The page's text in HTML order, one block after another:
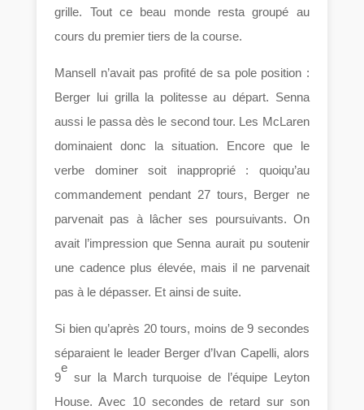
grille. Tout ce beau monde resta groupé au
cours du premier tiers de la course.
Mansell n’avait pas profité de sa pole position :
Berger lui grilla la politesse au départ. Senna
aussi le passa dès le second tour. Les McLaren
dominaient donc la situation. Encore que le
verbe dominer soit inapproprié : quoiqu’au
commandement pendant 27 tours, Berger ne
parvenait pas à lâcher ses poursuivants. On
avait l’impression que Senna aurait pu soutenir
une cadence plus élevée, mais il ne parvenait
pas à le dépasser. Et ainsi de suite.
Si bien qu’après 20 tours, moins de 9 secondes
séparaient le leader Berger d’Ivan Capelli, alors
9
e
sur la March turquoise de l’équipe Leyton
House. Avec 10 secondes de retard sur son